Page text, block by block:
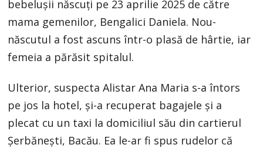
bebelușii născuți pe 23 aprilie 2025 de către
mama gemenilor, Bengalici Daniela. Nou-
născutul a fost ascuns într-o plasă de hârtie, iar
femeia a părăsit spitalul.
Ulterior, suspecta Alistar Ana Maria s-a întors
pe jos la hotel, și-a recuperat bagajele și a
plecat cu un taxi la domiciliul său din cartierul
Șerbănești, Bacău. Ea le-ar fi spus rudelor că